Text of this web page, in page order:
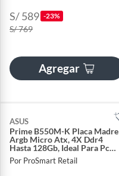
S/ 589 -23%
S/ 769
Agregar
ASUS
Prime B550M-K Placa Madre
Argb Micro Atx, 4X Ddr4
Hasta 128Gb, Ideal Para Pc
Gaming
Por ProSmart Retail